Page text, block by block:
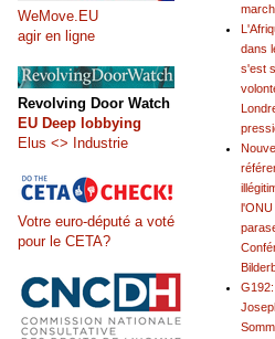
dans
s'est
l'ONU
WeMove.EU
agir en ligne
Revolving Door Watch
EU Deep lobbying
Elus <> Industrie
Votre euro-député a voté
pour le CETA?